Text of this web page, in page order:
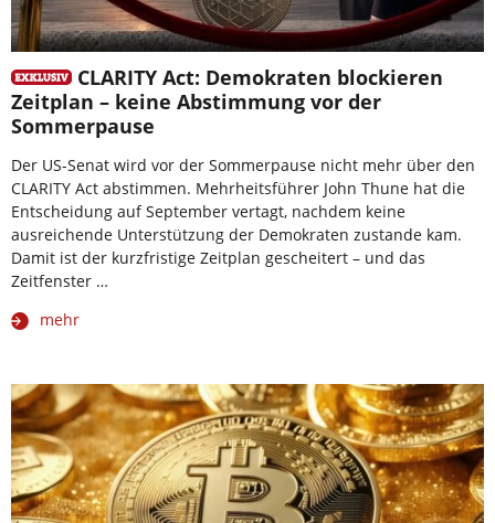
CLARITY Act: Demokraten blockieren
Zeitplan – keine Abstimmung vor der
Sommerpause
Der US-Senat wird vor der Sommerpause nicht mehr über den
CLARITY Act abstimmen. Mehrheitsführer John Thune hat die
Entscheidung auf September vertagt, nachdem keine
ausreichende Unterstützung der Demokraten zustande kam.
Damit ist der kurzfristige Zeitplan gescheitert – und das
Zeitfenster …
mehr